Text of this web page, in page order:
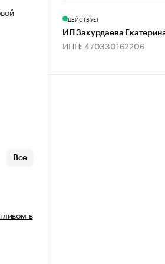
Все
в
ДЕЙСТВУЕТ
ИП Закурдаева
ИНН: 470330162206